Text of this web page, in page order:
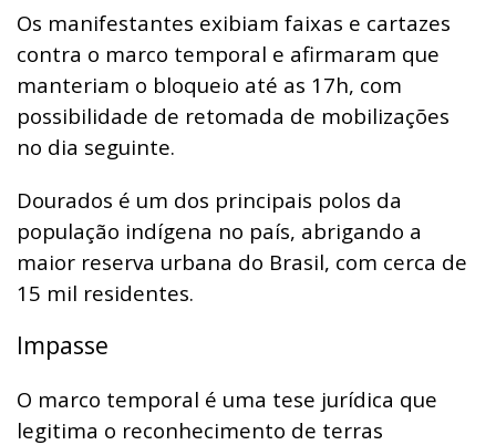
Os manifestantes exibiam faixas e cartazes
contra o marco temporal e afirmaram que
manteriam o bloqueio até as 17h, com
possibilidade de retomada de mobilizações
no dia seguinte.
Dourados é um dos principais polos da
população indígena no país, abrigando a
maior reserva urbana do Brasil, com cerca de
15 mil residentes.
Impasse
O marco temporal é uma tese jurídica que
legitima o reconhecimento de terras